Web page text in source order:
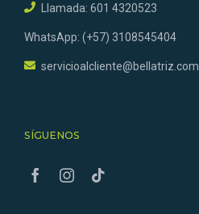
Llamada: 601 4320523
WhatsApp: (+57) 3108545404
servicioalcliente@bellatriz.com
SÍGUENOS